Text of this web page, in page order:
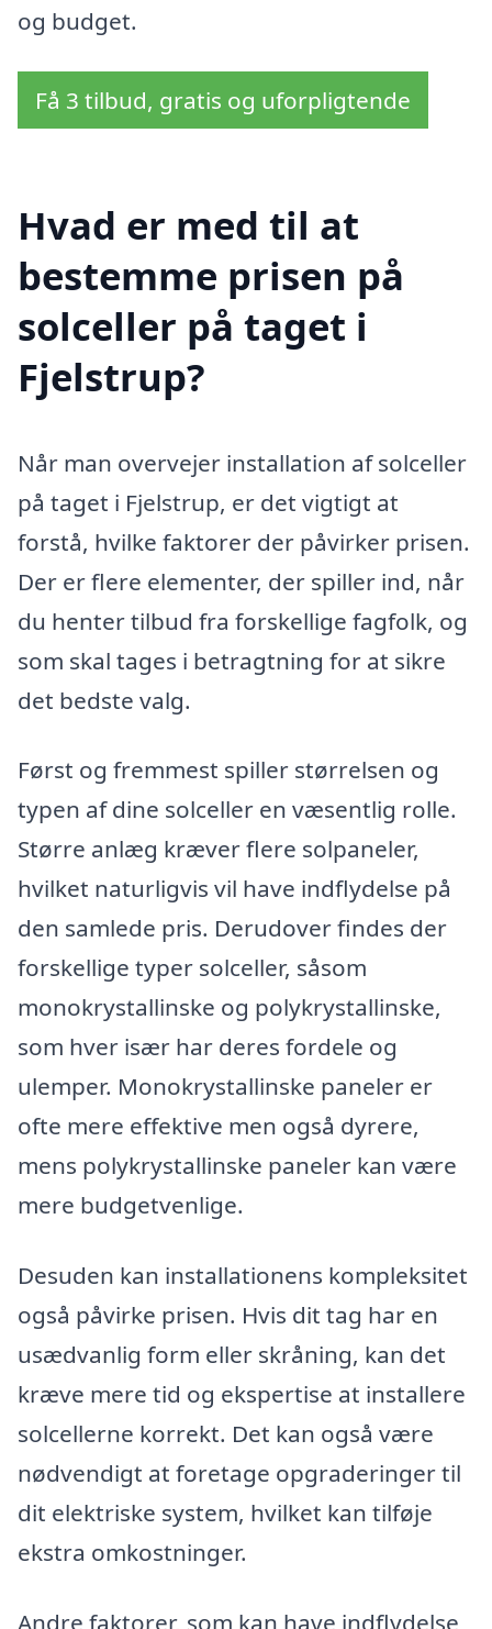
og budget.
Få 3 tilbud, gratis og uforpligtende
Hvad er med til at
bestemme prisen på
solceller på taget i
Fjelstrup?
Når man overvejer installation af solceller
på taget i Fjelstrup, er det vigtigt at
forstå, hvilke faktorer der påvirker prisen.
Der er flere elementer, der spiller ind, når
du henter tilbud fra forskellige fagfolk, og
som skal tages i betragtning for at sikre
det bedste valg.
Først og fremmest spiller størrelsen og
typen af dine solceller en væsentlig rolle.
Større anlæg kræver flere solpaneler,
hvilket naturligvis vil have indflydelse på
den samlede pris. Derudover findes der
forskellige typer solceller, såsom
monokrystallinske og polykrystallinske,
som hver især har deres fordele og
ulemper. Monokrystallinske paneler er
ofte mere effektive men også dyrere,
mens polykrystallinske paneler kan være
mere budgetvenlige.
Desuden kan installationens kompleksitet
også påvirke prisen. Hvis dit tag har en
usædvanlig form eller skråning, kan det
kræve mere tid og ekspertise at installere
solcellerne korrekt. Det kan også være
nødvendigt at foretage opgraderinger til
dit elektriske system, hvilket kan tilføje
ekstra omkostninger.
Andre faktorer, som kan have indflydelse